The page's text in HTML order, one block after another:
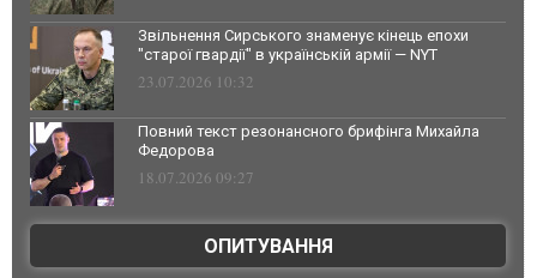
Звільнення Сирського знаменує кінець епохи
"старої гвардії" в українській армії — NYT
23.07.2026 10:32
Повний текст резонансного брифінга Михайла
Федорова
18.07.2026 09:27
ОПИТУВАННЯ